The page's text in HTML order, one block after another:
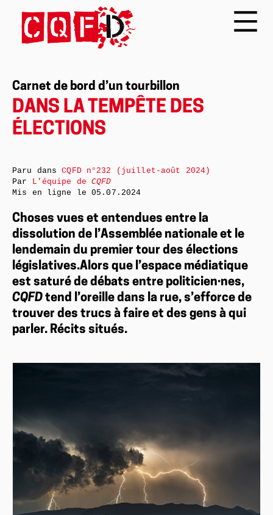
Carnet de bord d’un tourbillon
DANS LA TEMPÊTE DES
ÉLECTIONS
Choses vues et entendues entre la
dissolution de l’Assemblée nationale et le
lendemain du premier tour des élections
législatives.Alors que l’espace médiatique
est saturé de débats entre politicien·nes,
CQFD tend l’oreille dans la rue, s’efforce de
trouver des trucs à faire et des gens à qui
parler. Récits situés.
Paru dansCQFD n°232 (juillet-août 2024)
Par L’équipe deCQFD
Mis en ligne le05.07.2024